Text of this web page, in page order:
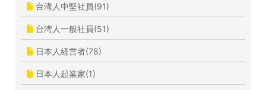
台湾人中堅社員(91)
台湾人一般社員(51)
日本人経営者(78)
日本人起業家(1)